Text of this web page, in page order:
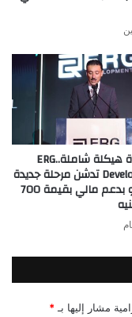
بعد اعادة هيكلة شاملة..ERG
Developments تدشن مرحلة جديدة
من النمو بدعم مالي بقيمة 700
مشار إليها بـ *